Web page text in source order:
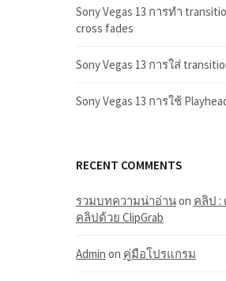
Sony Vegas 13 การทำ
cross fades
Sony Vegas 13 การใส่
Sony Vegas 13 การใช้
RECENT COMMENTS
รวมบทความน่าอ่านon คลิป :
คลิปด้วย ClipGrab
Admin on คู่มือโปรแกรม